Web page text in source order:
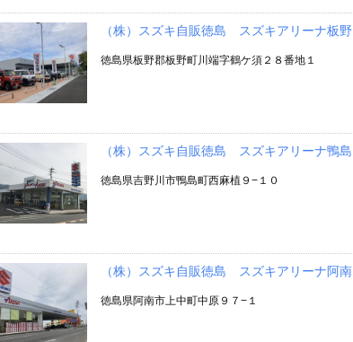
（株）スズキ自販徳島 スズキアリーナ板野
徳島県板野郡板野町川端字鶴ケ須２８番地１
（株）スズキ自販徳島 スズキアリーナ鴨島
徳島県吉野川市鴨島町西麻植９−１０
（株）スズキ自販徳島 スズキアリーナ阿南
徳島県阿南市上中町中原９７−１